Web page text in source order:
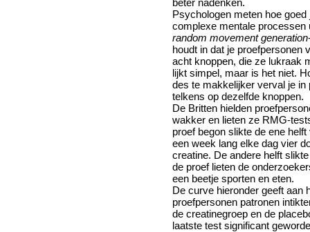
beter nadenken.
Psychologen meten hoe goed
complexe mentale processen
random movement generation
houdt in dat je proefpersonen
acht knoppen, die ze lukraak
lijkt simpel, maar is het niet.
des te makkelijker verval je in
telkens op dezelfde knoppen.
De Britten hielden
wakker en lieten ze RMG-
proef begon slikte de ene
een week lang elke dag vier
creatine. De andere helft
de proef lieten de
een beetje sporten en eten.
De curve hieronder geeft aan
proefpersonen patronen
de creatinegroep en de
laatste test significant